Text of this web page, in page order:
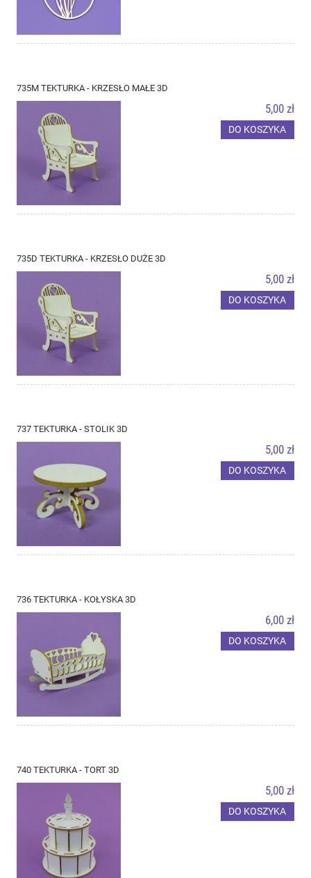
735M TEKTURKA - KRZESŁO MAŁE 3D
5,00 zł
DO KOSZYKA
735D TEKTURKA - KRZESŁO DUŻE 3D
5,00 zł
DO KOSZYKA
737 TEKTURKA - STOLIK 3D
5,00 zł
DO KOSZYKA
736 TEKTURKA - KOŁYSKA 3D
6,00 zł
DO KOSZYKA
740 TEKTURKA - TORT 3D
5,00 zł
DO KOSZYKA